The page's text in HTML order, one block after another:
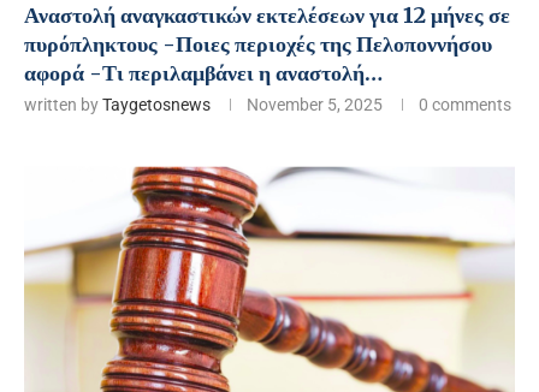
Αναστολή αναγκαστικών εκτελέσεων για 12 μήνες σε
πυρόπληκτους -Ποιες περιοχές της Πελοποννήσου
αφορά -Τι περιλαμβάνει η αναστολή…
written byTaygetosnews November 5, 2025 0 comments